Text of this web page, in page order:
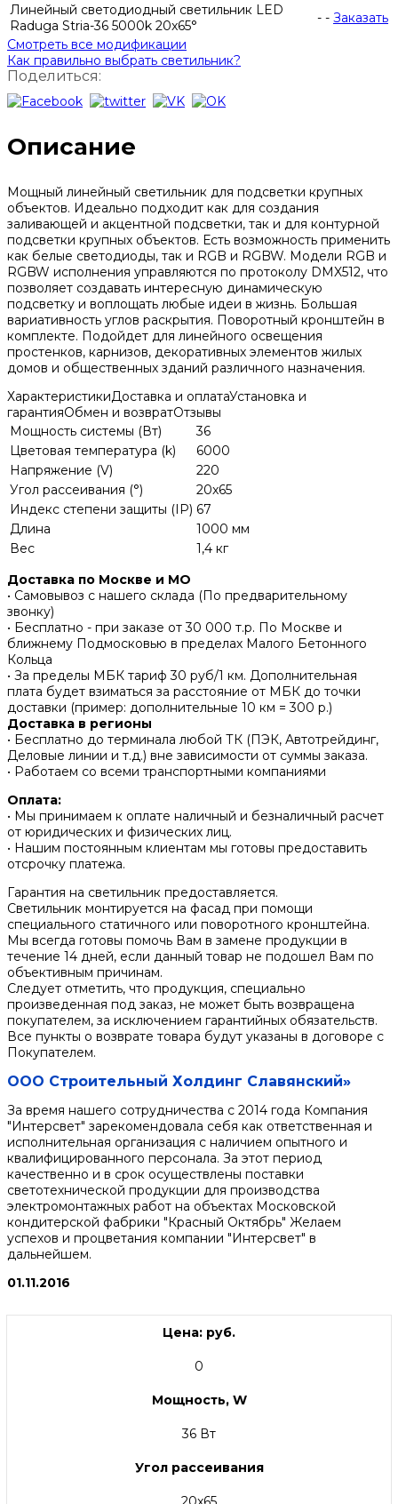
Линейный светодиодный светильник LED
Raduga Stria-36 5000k 20x65°
- - Заказать
Смотреть все модификации
Как правильно выбрать светильник?
Поделиться:
Описание
Мощный линейный светильник для подсветки крупных
объектов. Идеально подходит как для создания
заливающей и акцентной подсветки, так и для контурной
подсветки крупных объектов. Есть возможность применить
как белые светодиоды, так и RGB и RGBW. Модели RGB и
RGBW исполнения управляются по протоколу DMX512, что
позволяет создавать интересную динамическую
подсветку и воплощать любые идеи в жизнь. Большая
вариативность углов раскрытия. Поворотный кронштейн в
комплекте. Подойдет для линейного освещения
простенков, карнизов, декоративных элементов жилых
домов и общественных зданий различного назначения.
ХарактеристикиДоставка и оплатаУстановка и
гарантияОбмен и возвратОтзывы
Мощность системы (Вт)
36
Цветовая температура (k)
6000
Напряжение (V)
220
Угол рассеивания (°)
20x65
Индекс степени защиты (IP) 67
Длина
1000 мм
Вес
1,4 кг
Доставка по Москве и МО
• Самовывоз с нашего склада (По предварительному
звонку)
• Бесплатно - при заказе от 30 000 т.р. По Москве и
ближнему Подмосковью в пределах Малого Бетонного
Кольца
• За пределы МБК тариф 30 руб/1 км. Дополнительная
плата будет взиматься за расстояние от МБК до точки
доставки (пример: дополнительные 10 км = 300 р.)
Доставка в регионы
• Бесплатно до терминала любой ТК (ПЭК, Автотрейдинг,
Деловые линии и т.д.) вне зависимости от суммы заказа.
• Работаем со всеми транспортными компаниями
Оплата:
• Мы принимаем к оплате наличный и безналичный расчет
от юридических и физических лиц.
• Нашим постоянным клиентам мы готовы предоставить
отсрочку платежа.
Гарантия на светильник предоставляется.
Светильник монтируется на фасад при помощи
специального статичного или поворотного кронштейна.
Мы всегда готовы помочь Вам в замене продукции в
течение 14 дней, если данный товар не подошел Вам по
объективным причинам.
Следует отметить, что продукция, специально
произведенная под заказ, не может быть возвращена
покупателем, за исключением гарантийных обязательств.
Все пункты о возврате товара будут указаны в договоре с
Покупателем.
ООО Строительный Холдинг Славянский»
За время нашего сотрудничества с 2014 года Компания
"Интерсвет" зарекомендовала себя как ответственная и
исполнительная организация с наличием опытного и
квалифицированного персонала. За этот период
качественно и в срок осуществлены поставки
светотехнической продукции для производства
электромонтажных работ на объектах Московской
кондитерской фабрики "Красный Октябрь" Желаем
успехов и процветания компании "Интерсвет" в
дальнейшем.
01.11.2016
Цена: руб.
0
Мощность, W
36 Вт
Угол рассеивания